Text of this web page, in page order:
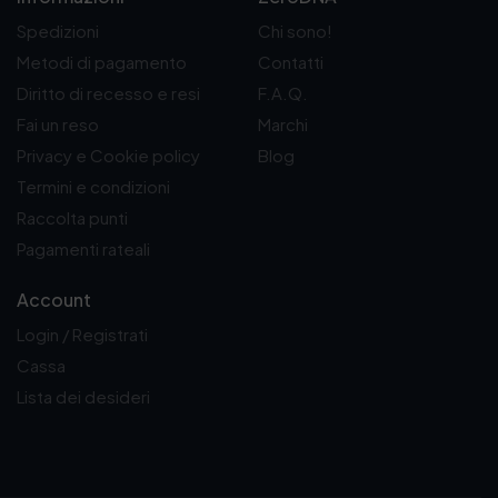
Spedizioni
Metodi di pagamento
Diritto di recesso e resi
Fai un reso
Privacy e Cookie policy
Termini e condizioni
Raccolta punti
Pagamenti rateali
Account
Login / Registrati
Cassa
Lista dei desideri
Chi sono!
Contatti
F.A.Q.
Marchi
Blog